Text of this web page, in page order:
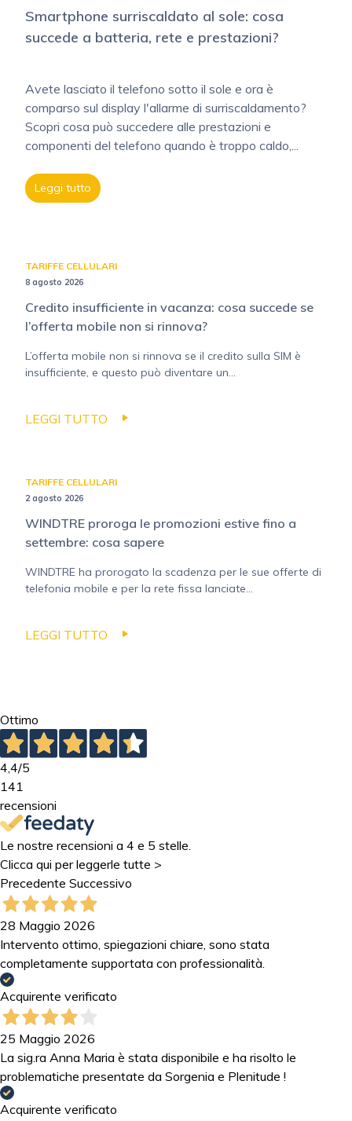
Smartphone surriscaldato al sole: cosa
succede a batteria, rete e prestazioni?
Avete lasciato il telefono sotto il sole e ora è
comparso sul display l'allarme di surriscaldamento?
Scopri cosa può succedere alle prestazioni e
componenti del telefono quando è troppo caldo,...
Leggi tutto
TARIFFE CELLULARI
8 agosto 2026
Credito insufficiente in vacanza: cosa succede se
l’offerta mobile non si rinnova?
L’offerta mobile non si rinnova se il credito sulla SIM è
insufficiente, e questo può diventare un...
LEGGI TUTTO
TARIFFE CELLULARI
2 agosto 2026
WINDTRE proroga le promozioni estive fino a
settembre: cosa sapere
WINDTRE ha prorogato la scadenza per le sue offerte di
telefonia mobile e per la rete fissa lanciate...
LEGGI TUTTO
Ottimo
4,4/5
141
recensioni
Le nostre recensioni a 4 e 5 stelle.
Clicca qui per leggerle tutte >
Precedente Successivo
28 Maggio 2026
Intervento ottimo, spiegazioni chiare, sono stata
completamente supportata con professionalità.
Acquirente verificato
25 Maggio 2026
La sig.ra Anna Maria è stata disponibile e ha risolto le
problematiche presentate da Sorgenia e Plenitude !
Acquirente verificato